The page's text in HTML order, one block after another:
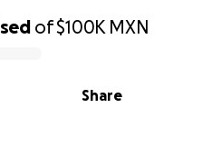
of$100K MXN
Share